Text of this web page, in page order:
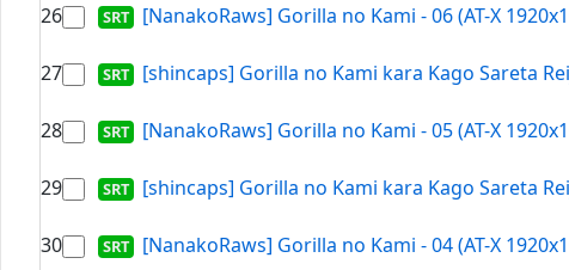
26
[NanakoRaws] Gorilla no Kami - 06 (AT-X
27
[shincaps] Gorilla no Kami kara Kago Sareta
28
[NanakoRaws] Gorilla no Kami - 05 (AT-X
29
[shincaps] Gorilla no Kami kara Kago Sareta
30
[NanakoRaws] Gorilla no Kami - 04 (AT-X